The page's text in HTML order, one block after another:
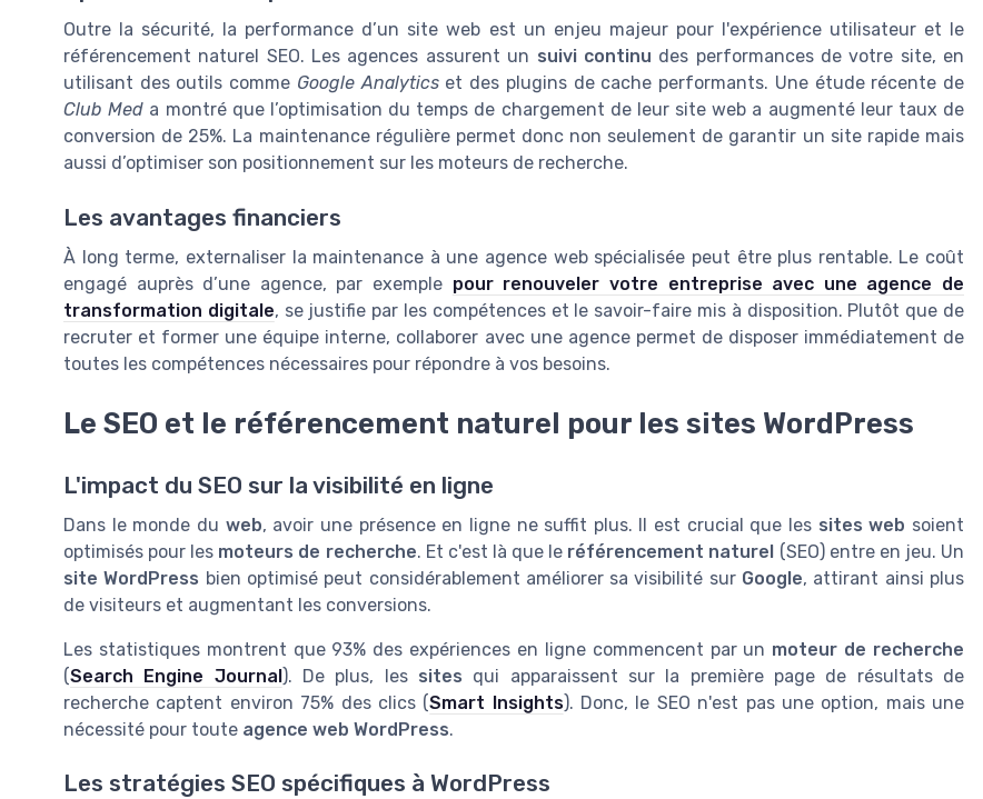
Outre la sécurité, la performance d’un site web est un enjeu majeur pour l'expérience utilisateur et le
référencement naturel SEO. Les agences assurent un suivi continu des performances de votre site, en
utilisant des outils comme Google Analyticset des plugins de cache performants. Une étude récente de
Club Med a montré que l’optimisation du temps de chargement de leur site web a augmenté leur taux de
conversion de 25%. La maintenance régulière permet donc non seulement de garantir un site rapide mais
aussi d’optimiser son positionnement sur les moteurs de recherche.
Les avantages financiers
À long terme, externaliser la maintenance à une agence web spécialisée peut être plus rentable. Le coût
engagé auprès d’une agence, par exemple pour renouveler votre entreprise avec une agence de
transformation digitale, se justifie par les compétences et le savoir-faire mis à disposition. Plutôt que de
recruter et former une équipe interne, collaborer avec une agence permet de disposer immédiatement de
toutes les compétences nécessaires pour répondre à vos besoins.
Le SEO et le référencement naturel pour les sites WordPress
L'impact du SEO sur la visibilité en ligne
Dans le monde du web, avoir une présence en ligne ne suffit plus. Il est crucial que les sites web soient
optimisés pour les moteurs de recherche. Et c'est là que le référencement naturel (SEO) entre en jeu. Un
site WordPress bien optimisé peut considérablement améliorer sa visibilité sur Google, attirant ainsi plus
de visiteurs et augmentant les conversions.
Les statistiques montrent que 93% des expériences en ligne commencent par un moteur de recherche
(Search Engine Journal). De plus, les sites qui apparaissent sur la première page de résultats de
recherche captent environ 75% des clics (Smart Insights). Donc, le SEO n'est pas une option, mais une
nécessité pour toute agence web WordPress.
Les stratégies SEO spécifiques à WordPress